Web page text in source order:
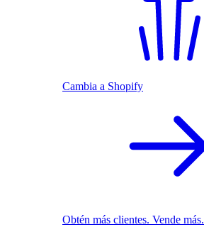
Cambia a Shopify
Obtén más clientes. Vende más.